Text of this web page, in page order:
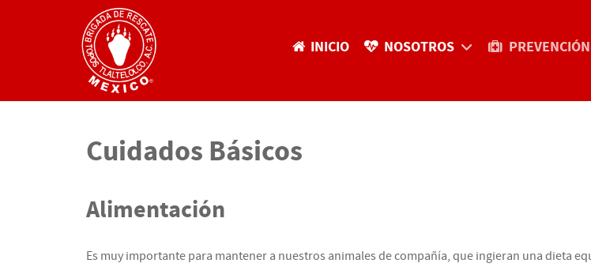
INICIO NOSOTROS PREVENCIÓN
Cuidados Básicos
Alimentación
Es muy importante para mantener a nuestros animales de compañía, que ingieran una dieta